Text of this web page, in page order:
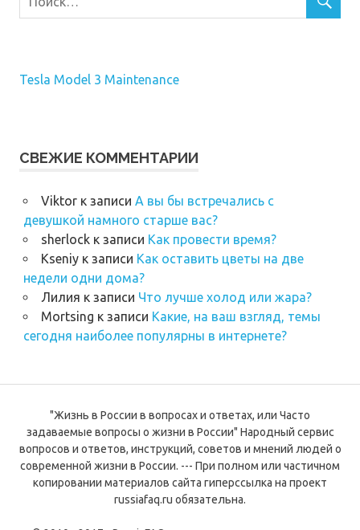
Tesla Model 3 Maintenance
СВЕЖИЕ КОММЕНТАРИИ
Viktorк записи А вы бы встречались с
девушкой намного старше вас?
sherlockк записи Как провести время?
Kseniyк записи Как оставить цветы на две
недели одни дома?
Лилия к записи Что лучше холод или жара?
Mortsing к записи Какие, на ваш взгляд, темы
сегодня наиболее популярны в интернете?
"Жизнь в России в вопросах и ответах, или Часто
задаваемые вопросы о жизни в России" Народный сервис
вопросов и ответов, инструкций, советов и мнений людей о
современной жизни в России. --- При полном или частичном
копировании материалов сайта гиперссылка на проект
russiafaq.ru обязательна.